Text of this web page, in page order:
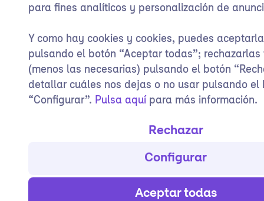
para fines analíticos y personalización de
Y como hay cookies y cookies, puedes
pulsando el botón “Aceptar todas”; rechazarlas
(menos las necesarias) pulsando el botón
detallar cuáles nos dejas o no usar pulsando el
“Configurar”. Pulsa aquí para más información.
Rechazar
Configurar
Aceptar todas